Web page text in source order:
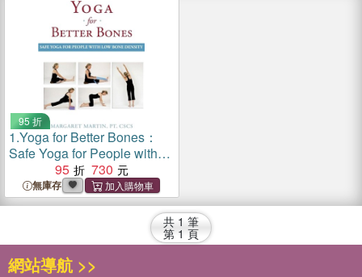
95 折
1.Yoga for Better Bones：
Safe Yoga for People with
Osteoporosis
95 730
無庫存
共 1 筆
第 1 頁
網站導航 >>